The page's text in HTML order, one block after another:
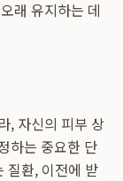
래 유지하는 데
, 자신의 피부 상
하는 중요한 단
질환, 이전에 받